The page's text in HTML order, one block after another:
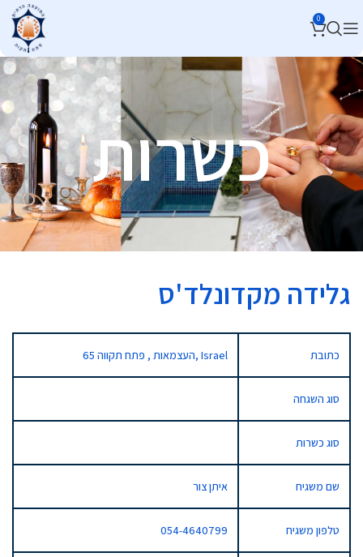
0
כשרות
גלידה מקדונלד'ס
כתובת 65 העצמאות , פתח תקווה, Israel
סוג השגחה
סוג כשרות
שם משגיח איתן צור
טלפון משגיח 054-4640799